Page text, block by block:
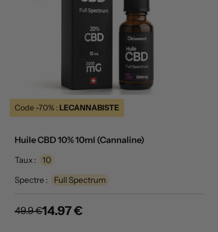
Code -70% : LECANNABISTE
Huile CBD 10% 10ml (Cannaline)
Taux : 10
Spectre : Full Spectrum
49.9 €14.97 €